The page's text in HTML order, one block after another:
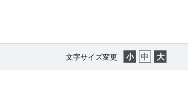
文字サイズ変更